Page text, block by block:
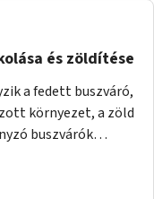
és zöldítése
a fedett buszváró,
környezet, a zöld
buszvárók